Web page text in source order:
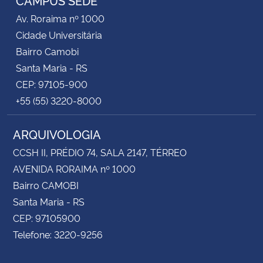
Av. Roraima nº 1000
Cidade Universitária
Bairro Camobi
Santa Maria - RS
CEP: 97105-900
+55 (55) 3220-8000
ARQUIVOLOGIA
CCSH II, PRÉDIO 74, SALA 2147, TÉRREO
AVENIDA RORAIMA nº 1000
Bairro CAMOBI
Santa Maria - RS
CEP: 97105900
Telefone: 3220-9256